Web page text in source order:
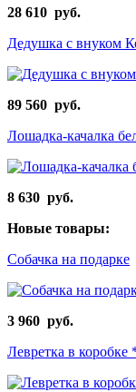
28 610 руб.
Дедушка с внуком
89 560 руб.
Лошадка-качалка
8 630 руб.
Новые товары:
Собачка на подарке
3 960 руб.
Левретка в коробке